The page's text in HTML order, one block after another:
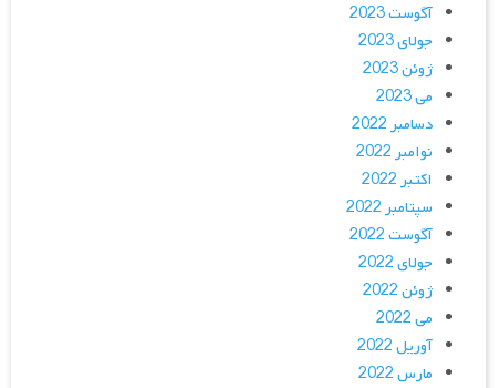
آگوست 2023
جولای 2023
ژوئن 2023
می 2023
دسامبر 2022
نوامبر 2022
اکتبر 2022
سپتامبر 2022
آگوست 2022
جولای 2022
ژوئن 2022
می 2022
آوریل 2022
مارس 2022